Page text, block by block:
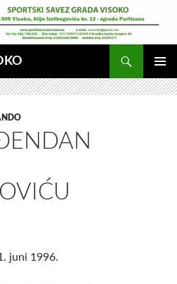
GLAVNI
MENI
juni 1996.